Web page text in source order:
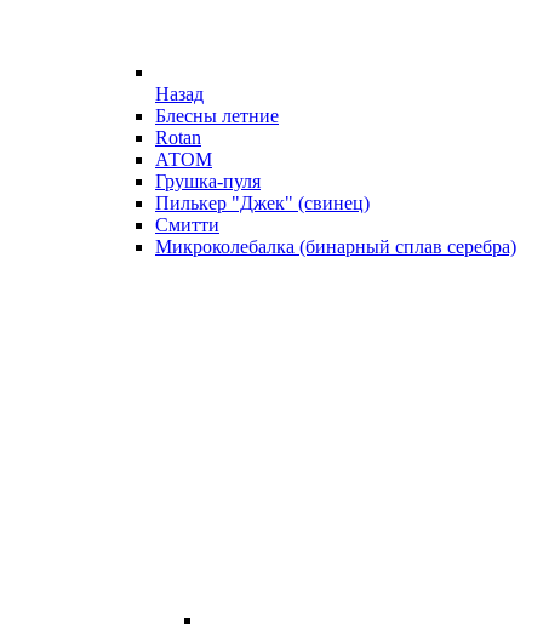
Назад
Блесны летние
Rotan
АТОМ
Грушка-пуля
Пилькер "Джек" (свинец)
Смитти
Микроколебалка (бинарный сплав серебра)